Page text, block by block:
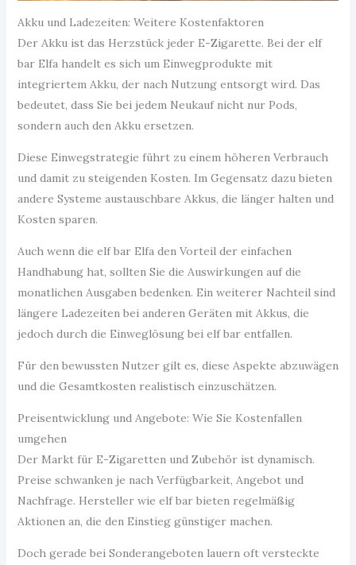
Akku und Ladezeiten: Weitere Kostenfaktoren
Der Akku ist das Herzstück jeder E-Zigarette. Bei der elf
bar Elfa handelt es sich um Einwegprodukte mit
integriertem Akku, der nach Nutzung entsorgt wird. Das
bedeutet, dass Sie bei jedem Neukauf nicht nur Pods,
sondern auch den Akku ersetzen.
Diese Einwegstrategie führt zu einem höheren Verbrauch
und damit zu steigenden Kosten. Im Gegensatz dazu bieten
andere Systeme austauschbare Akkus, die länger halten und
Kosten sparen.
Auch wenn die elf bar Elfa den Vorteil der einfachen
Handhabung hat, sollten Sie die Auswirkungen auf die
monatlichen Ausgaben bedenken. Ein weiterer Nachteil sind
längere Ladezeiten bei anderen Geräten mit Akkus, die
jedoch durch die Einweglösung bei elf bar entfallen.
Für den bewussten Nutzer gilt es, diese Aspekte abzuwägen
und die Gesamtkosten realistisch einzuschätzen.
Preisentwicklung und Angebote: Wie Sie Kostenfallen
umgehen
Der Markt für E-Zigaretten und Zubehör ist dynamisch.
Preise schwanken je nach Verfügbarkeit, Angebot und
Nachfrage. Hersteller wie elf bar bieten regelmäßig
Aktionen an, die den Einstieg günstiger machen.
Doch gerade bei Sonderangeboten lauern oft versteckte